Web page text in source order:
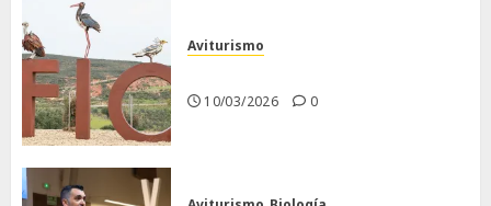
Aviturismo
10/03/2026 0